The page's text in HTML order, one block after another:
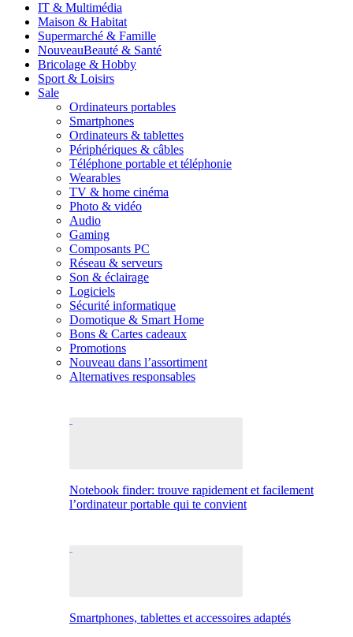
IT & Multimédia
Maison & Habitat
Supermarché & Famille
NouveauBeauté & Santé
Bricolage & Hobby
Sport & Loisirs
Sale
Ordinateurs portables
Smartphones
Ordinateurs & tablettes
Périphériques & câbles
Téléphone portable et téléphonie
Wearables
TV & home cinéma
Photo & vidéo
Audio
Gaming
Composants PC
Réseau & serveurs
Son & éclairage
Logiciels
Sécurité informatique
Domotique & Smart Home
Bons & Cartes cadeaux
Promotions
Nouveau dans l’assortiment
Alternatives responsables
Notebook finder: trouve rapidement et facilement
l’ordinateur portable qui te convient
Smartphones, tablettes et accessoires adaptés